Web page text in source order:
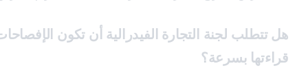
التجارة الفيدرالية أن تكون الإفصاحات مفهومة عند